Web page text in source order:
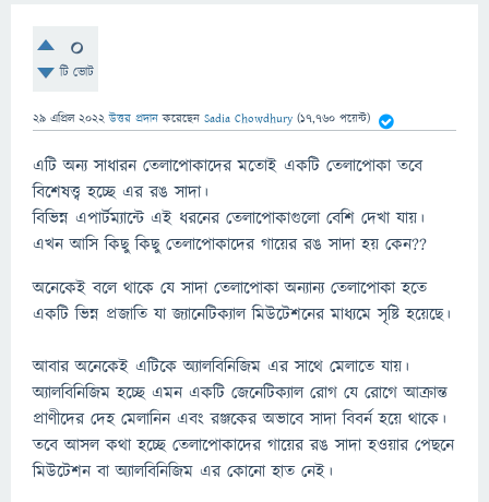
0
টি ভোট
29 এপ্রিল 2022 উত্তর প্রদান করেছেন Sadia Chowdhury (17,760 পয়েন্ট)
এটি অন্য সাধারন তেলাপোকাদের মতোই একটি তেলাপোকা তবে
বিশেষত্ত্ব হচ্ছে এর রঙ সাদা।
বিভিন্ন এপার্টম্যান্টে এই ধরনের তেলাপোকাগুলো বেশি দেখা যায়।
এখন আসি কিছু কিছু তেলাপোকাদের গায়ের রঙ সাদা হয় কেন??
অনেকেই বলে থাকে যে সাদা তেলাপোকা অন্যান্য তেলাপোকা হতে
একটি ভিন্ন প্রজাতি যা জ্যানেটিক্যাল মিউটেশনের মাধ্যমে সৃষ্টি হয়েছে।
আবার অনেকেই এটিকে অ্যালবিনিজিম এর সাথে মেলাতে যায়।
অ্যালবিনিজিম হচ্ছে এমন একটি জেনেটিক্যাল রোগ যে রোগে আক্রান্ত
প্রাণীদের দেহ মেলানিন এবং রঞ্জকের অভাবে সাদা বিবর্ন হয়ে থাকে।
তবে আসল কথা হচ্ছে তেলাপোকাদের গায়ের রঙ সাদা হওয়ার পেছনে
মিউটেশন বা অ্যালবিনিজিম এর কোনো হাত নেই।